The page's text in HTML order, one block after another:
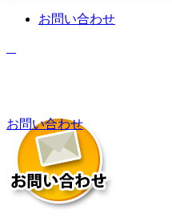
お問い合わせ
お問い合わせ